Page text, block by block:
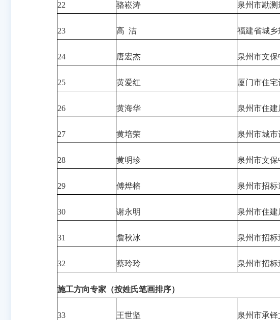
22 骆崧涛 泉州市勘
23 高 洁 福建省城乡
24 唐宏杰 泉州市文保
25 黄爱红 厦门市住宅
26 黄海华 泉州市住
27 黄培荣 泉州市城市
28 黄明珍 泉州市文保
29 傅烨榕 泉州市招
30 谢永明 泉州市住
31 詹秋冰 泉州市招
32 蔡玲玲 泉州市招
施工方向专家（按姓氏笔画排序）
33 王世坚 泉州市承铎